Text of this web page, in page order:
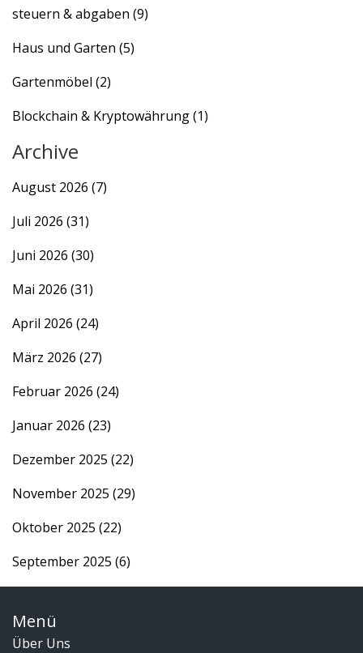
steuern & abgaben (9)
Haus und Garten (5)
Gartenmöbel (2)
Blockchain & Kryptowährung(1)
Archive
August 2026 (7)
Juli 2026 (31)
Juni 2026 (30)
Mai 2026 (31)
April 2026 (24)
März 2026 (27)
Februar 2026 (24)
Januar 2026 (23)
Dezember 2025 (22)
November 2025 (29)
Oktober 2025 (22)
September 2025 (6)
Menü
Über Uns